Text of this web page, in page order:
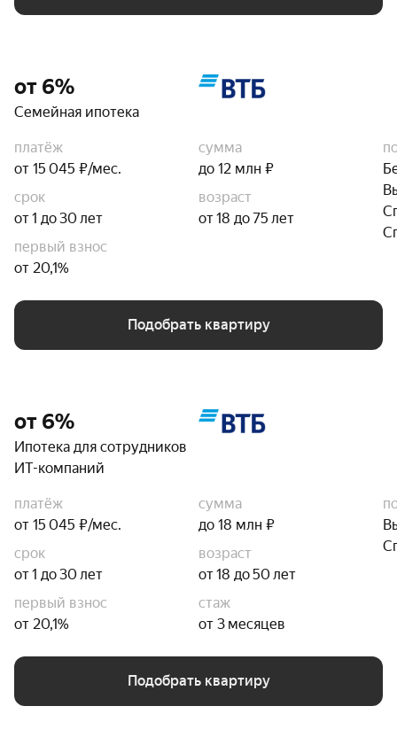
от 6%
Семейная ипотека
платёж
от 15 045 ₽/мес.
сумма
до 12 млн ₽
срок
от 1 до 30 лет
возраст
от 18 до 75 лет
первый взнос
от 20,1%
Подобрать квартиру
от 6%
Ипотека для сотрудников
ИТ-компаний
платёж
от 15 045 ₽/мес.
сумма
до 18 млн ₽
срок
от 1 до 30 лет
возраст
от 18 до 50 лет
первый взнос
от 20,1%
стаж
от 3 месяцев
Подобрать квартиру